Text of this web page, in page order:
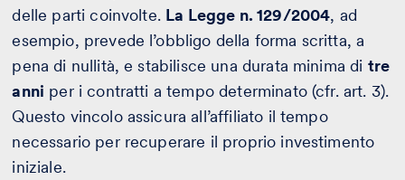
delle parti coinvolte. La Legge n. 129/2004, ad
esempio, prevede l’obbligo della forma scritta, a
pena di nullità, e stabilisce una durata minima di tre
anni per i contratti a tempo determinato (cfr. art. 3).
Questo vincolo assicura all’affiliato il tempo
necessario per recuperare il proprio investimento
iniziale.